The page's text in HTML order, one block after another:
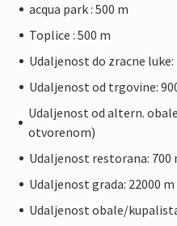
acqua park : 500 m
Toplice : 500 m
Udaljenost do zracne luke:
Udaljenost od trgovine:
Udaljenost od altern.
otvorenom)
Udaljenost restorana: 700
Udaljenost grada: 22000
Udaljenost obale/